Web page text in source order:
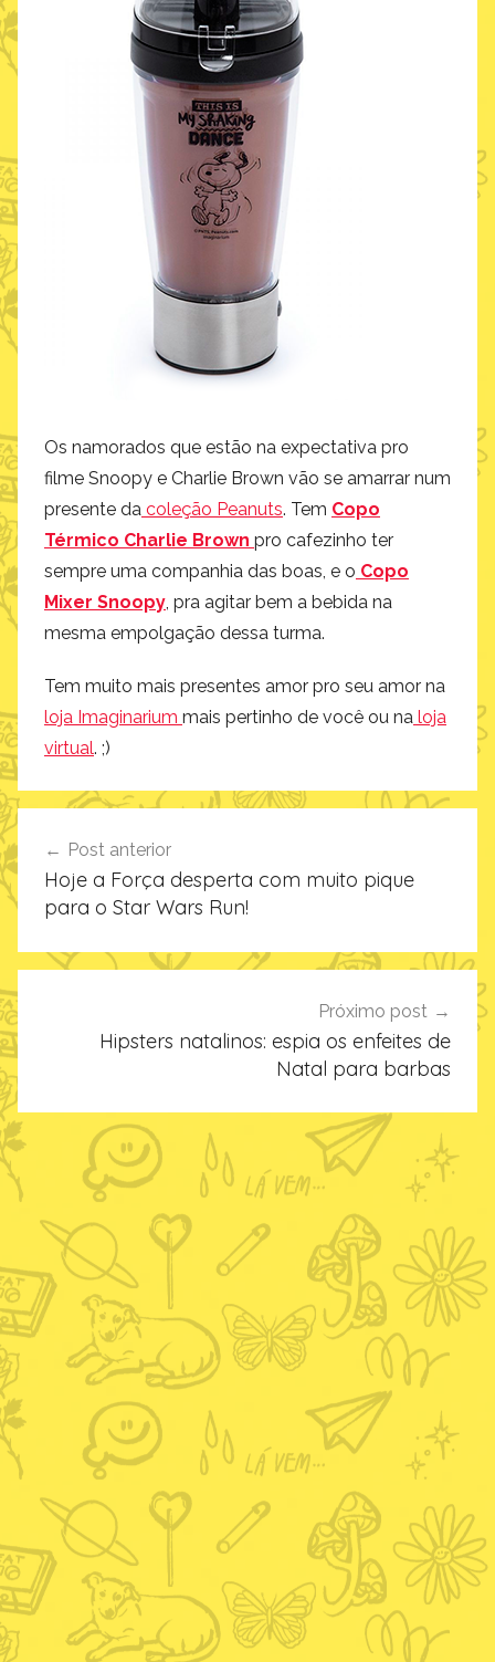
Os namorados que estão na expectativa pro
filme Snoopy e Charlie Brown vão se amarrar num
presente da coleção Peanuts. Tem Copo
Térmico Charlie Brown pro cafezinho ter
sempre uma companhia das boas, e o Copo
Mixer Snoopy, pra agitar bem a bebida na
mesma empolgação dessa turma.
Tem muito mais presentes amor pro seu amor na
loja Imaginarium mais pertinho de você ou na loja
virtual. ;)
Navegação
de
Post
Post anterior
Hoje a Força desperta com muito pique
para o Star Wars Run!
Próximo post
Hipsters natalinos: espia os enfeites de
Natal para barbas